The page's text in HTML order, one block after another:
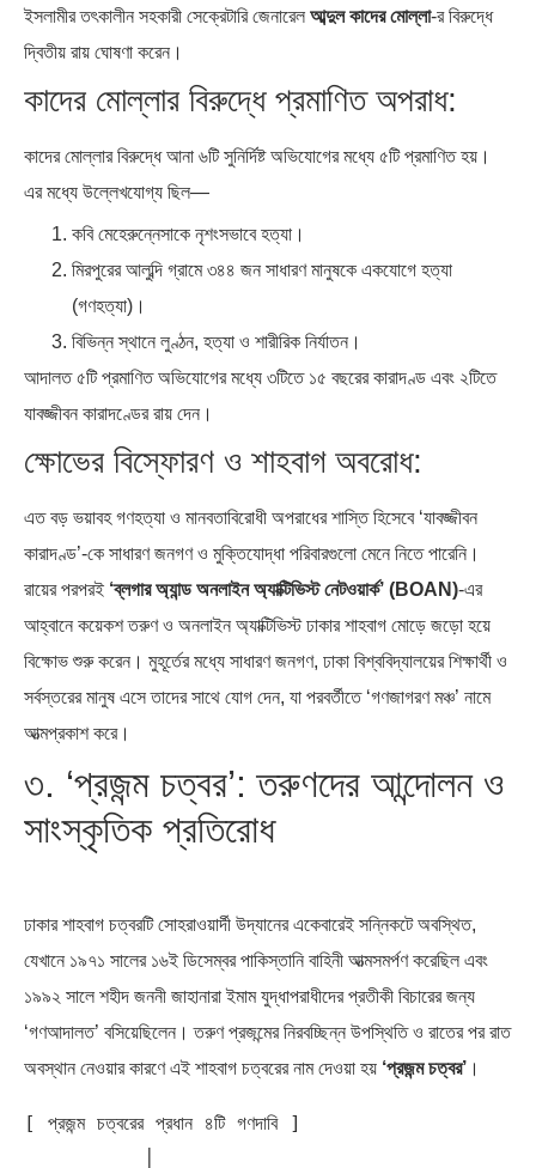
ইসলামীর তৎকালীন সহকারী সেক্রেটারি জেনারেল আব্দুল কাদের মোল্লা-র বিরুদ্ধে
দ্বিতীয় রায় ঘোষণা করেন।
কাদের মোল্লার বিরুদ্ধে প্রমাণিত অপরাধ:
কাদের মোল্লার বিরুদ্ধে আনা ৬টি সুনির্দিষ্ট অভিযোগের মধ্যে ৫টি প্রমাণিত হয়।
এর মধ্যে উল্লেখযোগ্য ছিল—
কবি মেহেরুন্নেসাকে নৃশংসভাবে হত্যা।
মিরপুরের আলুব্দি গ্রামে ৩৪৪ জন সাধারণ মানুষকে একযোগে হত্যা
(গণহত্যা)।
বিভিন্ন স্থানে লুণ্ঠন, হত্যা ও শারীরিক নির্যাতন।
আদালত ৫টি প্রমাণিত অভিযোগের মধ্যে ৩টিতে ১৫ বছরের কারাদণ্ড এবং ২টিতে
যাবজ্জীবন কারাদণ্ডের রায় দেন।
ক্ষোভের বিস্ফোরণ ও শাহবাগ অবরোধ:
এত বড় ভয়াবহ গণহত্যা ও মানবতাবিরোধী অপরাধের শাস্তি হিসেবে ‘যাবজ্জীবন
কারাদণ্ড’-কে সাধারণ জনগণ ও মুক্তিযোদ্ধা পরিবারগুলো মেনে নিতে পারেনি।
রায়ের পরপরই ‘ব্লগার অ্যান্ড অনলাইন অ্যাক্টিভিস্ট নেটওয়ার্ক’ (BOAN)-এর
আহ্বানে কয়েকশ তরুণ ও অনলাইন অ্যাক্টিভিস্ট ঢাকার শাহবাগ মোড়ে জড়ো হয়ে
বিক্ষোভ শুরু করেন। মুহূর্তের মধ্যে সাধারণ জনগণ, ঢাকা বিশ্ববিদ্যালয়ের শিক্ষার্থী ও
সর্বস্তরের মানুষ এসে তাদের সাথে যোগ দেন, যা পরবর্তীতে ‘গণজাগরণ মঞ্চ’ নামে
আত্মপ্রকাশ করে।
৩. ‘প্রজন্ম চত্বর’: তরুণদের আন্দোলন ও
সাংস্কৃতিক প্রতিরোধ
ঢাকার শাহবাগ চত্বরটি সোহরাওয়ার্দী উদ্যানের একেবারেই সন্নিকটে অবস্থিত,
যেখানে ১৯৭১ সালের ১৬ই ডিসেম্বর পাকিস্তানি বাহিনী আত্মসমর্পণ করেছিল এবং
১৯৯২ সালে শহীদ জননী জাহানারা ইমাম যুদ্ধাপরাধীদের প্রতীকী বিচারের জন্য
‘গণআদালত’ বসিয়েছিলেন। তরুণ প্রজন্মের নিরবচ্ছিন্ন উপস্থিতি ও রাতের পর রাত
অবস্থান নেওয়ার কারণে এই শাহবাগ চত্বরের নাম দেওয়া হয় ‘প্রজন্ম চত্বর’ ।
[ প্রজন্ম চত্বরের প্রধান ৪টি গণদাবি ]